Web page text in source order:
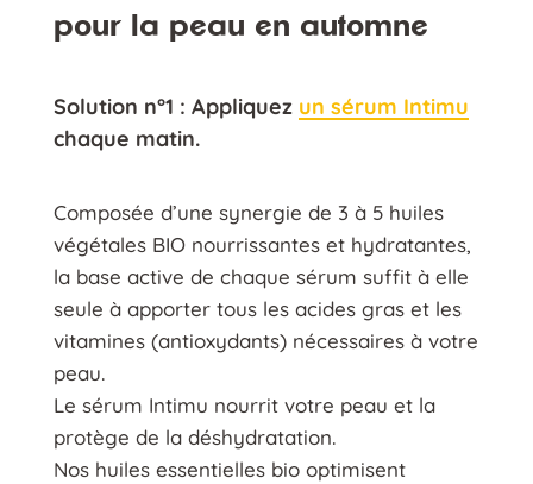
pour la peau en automne
Solution n°1 : Appliquez un sérum Intimu
chaque matin.
Composée d’une synergie de 3 à 5 huiles
végétales BIO nourrissantes et hydratantes,
la base active de chaque sérum suffit à elle
seule à apporter tous les acides gras et les
vitamines (antioxydants) nécessaires à votre
peau.
Le sérum Intimu nourrit votre peau et la
protège de la déshydratation.
Nos huiles essentielles bio optimisent